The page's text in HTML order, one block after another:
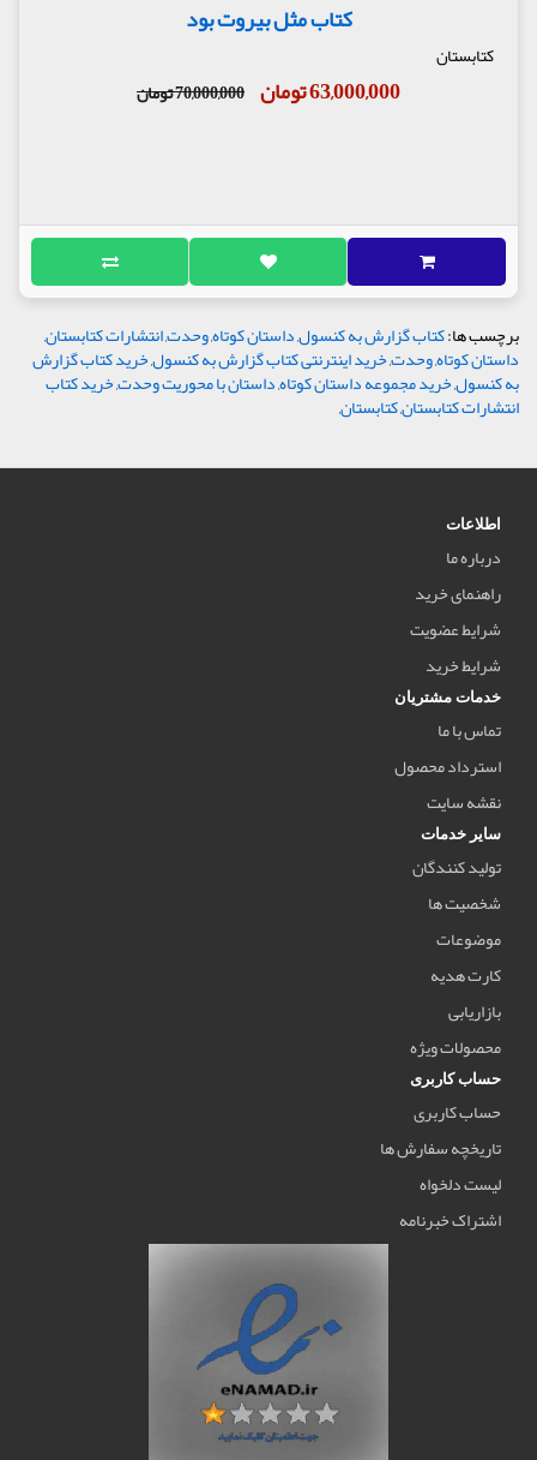
کتاب مثل بیروت بود
کتابستان
63,000,000 تومان 70,000,000 تومان
برچسب ها:کتاب گزارش به کنسول,داستان کوتاه,وحدت,انتشارات کتابستان,
داستان کوتاه,وحدت,خرید اینترنتی کتاب گزارش به کنسول,خرید کتاب گزارش
به کنسول,خرید مجموعه داستان کوتاه,داستان با محوریت وحدت,خرید کتاب
انتشارات کتابستان,کتابستان,
اطلاعات
درباره ما
راهنمای خرید
شرایط عضویت
شرایط خرید
خدمات مشتریان
تماس با ما
استرداد محصول
نقشه سایت
سایر خدمات
تولید کنندگان
شخصیت ها
موضوعات
کارت هدیه
بازاریابی
محصولات ویژه
حساب کاربری
حساب کاربری
تاریخچه سفارش ها
لیست دلخواه
اشتراک خبرنامه